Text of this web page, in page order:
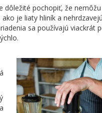
dôležité pochopiť, že
je liaty hliník a
sa používajú viackrát